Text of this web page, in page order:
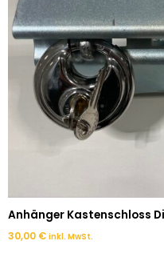
Anhänger Kastenschloss
30,00 € inkl. MwSt.